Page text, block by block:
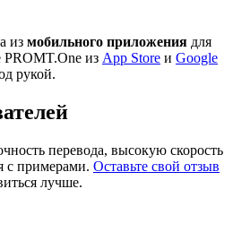
из мобильного приложения для
из App Store и Google
рукой.
перевода, высокую скорость
с примерами. Оставьте свой отзыв
лучше.